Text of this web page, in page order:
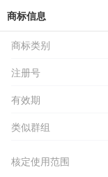
商标信息
商标类别
注册号
有效期
类似群组
核定使用范围